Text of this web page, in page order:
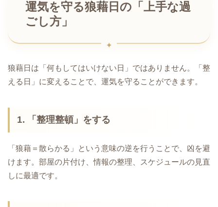
運気を守る狼藉日の「上手な過
ごし方」
狼藉日は「何もしてはいけない日」ではありません。「整
える日」に変えることで、運気を守ることができます。
1. 「整理整頓」をする
「狼藉＝散らかる」という意味の逆を行うことで、凶を避
けます。部屋の片付け、情報の整理、スケジュールの見直
しに最適です。